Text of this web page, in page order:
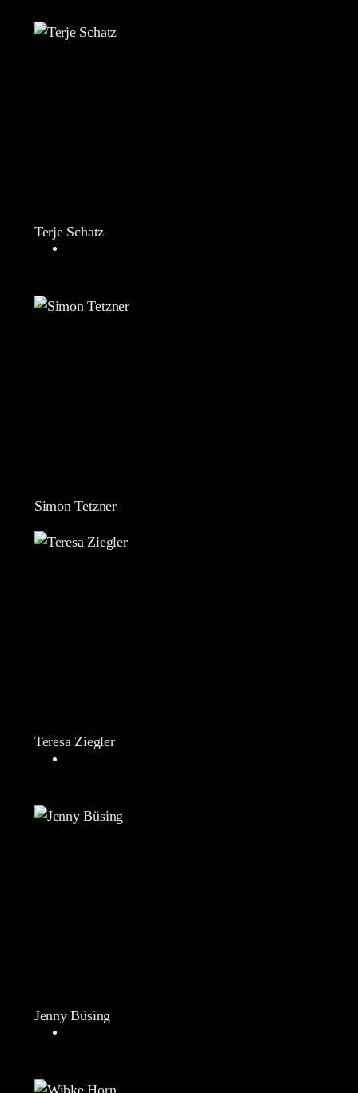
Terje Schatz
Simon Tetzner
Teresa Ziegler
Jenny Büsing